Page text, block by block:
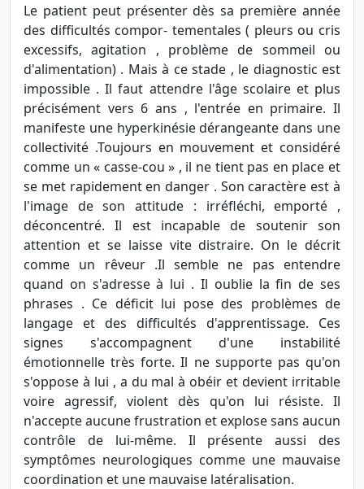
Le patient peut présenter dès sa première année
des difficultés compor- tementales ( pleurs ou cris
excessifs, agitation , problème de sommeil ou
d'alimentation) . Mais à ce stade , le diagnostic est
impossible . Il faut attendre l'âge scolaire et plus
précisément vers 6 ans , l'entrée en primaire. Il
manifeste une hyperkinésie dérangeante dans une
collectivité .Toujours en mouvement et considéré
comme un « casse-cou » , il ne tient pas en place et
se met rapidement en danger . Son caractère est à
l'image de son attitude : irréfléchi, emporté ,
déconcentré. Il est incapable de soutenir son
attention et se laisse vite distraire. On le décrit
comme un rêveur .Il semble ne pas entendre
quand on s'adresse à lui . Il oublie la fin de ses
phrases . Ce déficit lui pose des problèmes de
langage et des difficultés d'apprentissage. Ces
signes s'accompagnent d'une instabilité
émotionnelle très forte. Il ne supporte pas qu'on
s'oppose à lui , a du mal à obéir et devient irritable
voire agressif, violent dès qu'on lui résiste. Il
n'accepte aucune frustration et explose sans aucun
contrôle de lui-même. Il présente aussi des
symptômes neurologiques comme une mauvaise
coordination et une mauvaise latéralisation.